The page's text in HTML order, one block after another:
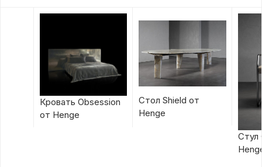
Кровать Obsession
от Henge
Стол Shield от
Henge
Стул